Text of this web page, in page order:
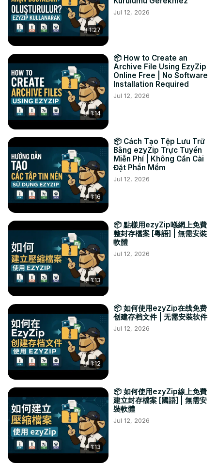
Facebook:
https://www.facebook.com/ezyzip/
1:27
Jul 12, 2026
1:14
📦 How to Create an
Archive File Using EzyZip
Online Free | No Software
Installation Required
Jul 12, 2026
1:16
📦 Cách Tạo Tệp Lưu Trữ
Bằng ezyZip Trực Tuyến
Miễn Phí | Không Cần Cài
Đặt Phần Mềm
Jul 12, 2026
1:13
📦 點樣用ezyZip喺網上免費
整封存檔案 [粵語] | 無需安裝
軟體
Jul 12, 2026
1:12
📦 如何使用ezyZip在线免费
创建存档文件 | 无需安装软件
Jul 12, 2026
1:13
📦 如何使用ezyZip線上免費
建立封存檔案 [國語] | 無需安
裝軟體
Jul 12, 2026